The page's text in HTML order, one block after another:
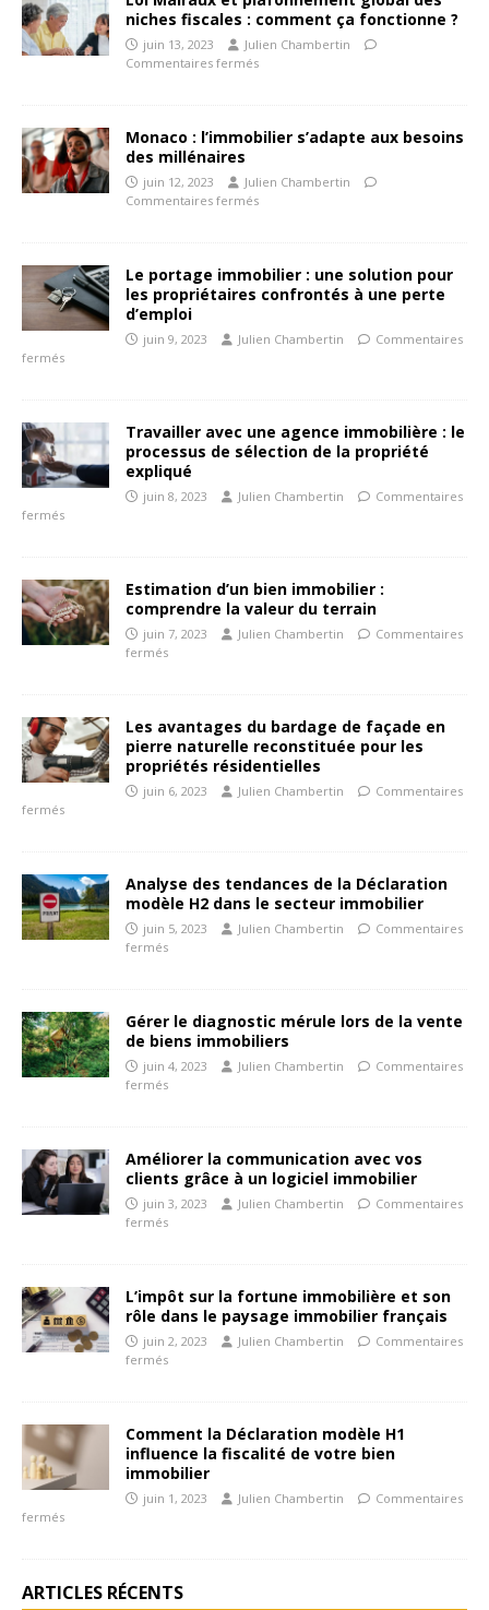
niches fiscales : comment ça fonctionne ?
juin 13, 2023
Julien Chambertin
Commentaires fermés
Monaco : l’immobilier s’adapte aux besoins
des millénaires
juin 12, 2023
Julien Chambertin
Commentaires fermés
Le portage immobilier : une solution pour
les propriétaires confrontés à une perte
d’emploi
juin 9, 2023 Julien Chambertin
Commentaires
fermés
Travailler avec une agence immobilière : le
processus de sélection de la propriété
expliqué
juin 8, 2023 Julien Chambertin
Commentaires
fermés
Estimation d’un bien immobilier :
comprendre la valeur du terrain
juin 7, 2023 Julien Chambertin
Commentaires
fermés
Les avantages du bardage de façade en
pierre naturelle reconstituée pour les
propriétés résidentielles
juin 6, 2023 Julien Chambertin
Commentaires
fermés
Analyse des tendances de la Déclaration
modèle H2 dans le secteur immobilier
juin 5, 2023 Julien Chambertin
Commentaires
fermés
Gérer le diagnostic mérule lors de la vente
de biens immobiliers
juin 4, 2023 Julien Chambertin
Commentaires
fermés
Améliorer la communication avec vos
clients grâce à un logiciel immobilier
juin 3, 2023 Julien Chambertin
Commentaires
fermés
L’impôt sur la fortune immobilière et son
rôle dans le paysage immobilier français
juin 2, 2023 Julien Chambertin
Commentaires
fermés
Comment la Déclaration modèle H1
influence la fiscalité de votre bien
immobilier
juin 1, 2023 Julien Chambertin
Commentaires
fermés
ARTICLES RÉCENTS